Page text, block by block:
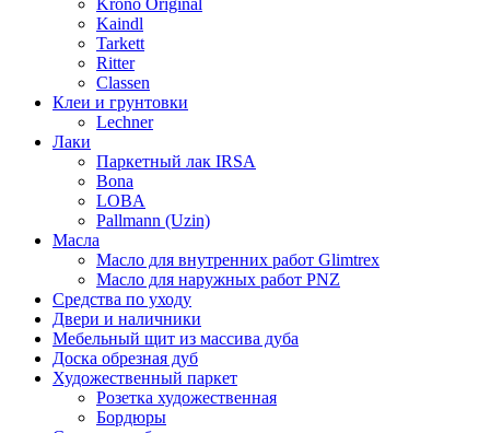
Krono Original
Kaindl
Tarkett
Ritter
Classen
Клеи и грунтовки
Lechner
Лаки
Паркетный лак IRSA
Bona
LOBA
Pallmann (Uzin)
Масла
Масло для внутренних работ Glimtrex
Масло для наружных работ PNZ
Средства по уходу
Двери и наличники
Мебельный щит из массива дуба
Доска обрезная дуб
Художественный паркет
Розетка художественная
Бордюры